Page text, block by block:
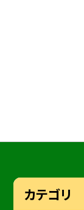
カテゴリ